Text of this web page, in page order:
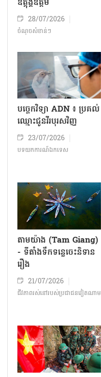
ឧត្តុង្គឧត្តម
28/07/2026
ចំណុចសំខាន់ៗ
បច្ចេកវិទ្យា ADN ៖ ប្រគល់
ឈ្មោះជូនវីរបុរសវិញ
23/07/2026
បទយកការណ៍ឯកទេស
តាមយ៉ាង (Tam Giang)
- ទីតាំងទឹកទន្លេចេះនិទាន
រឿង
21/07/2026
ជីវភាពរស់នៅរបស់ប្រជាជន​វៀតណាម